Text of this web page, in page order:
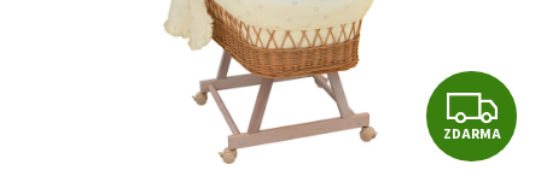
Z
D
ZDARMA